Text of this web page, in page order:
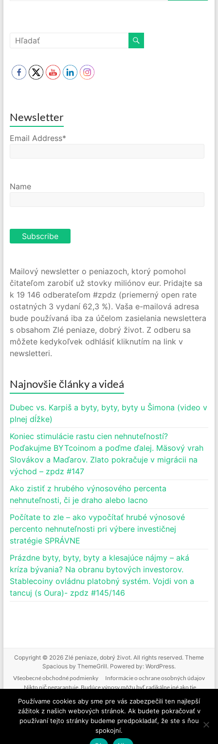
Newsletter
Email Address*
Name
Mailový newsletter o peniazoch, ktorý pomohol
čitateľom zarobiť už stovky miliónov eur. Pridajte sa
k 19 146 odberateľom #zpdz (priemerný open rate
ostatných 3 vydaní 62,3 %). Vaša e-mailová adresa
bude používaná iba za účelom zasielania newslettera
s obsahom Zlé peniaze, dobrý život. Z odberu sa
môžete kedykoľvek odhlásiť kliknutím na link v
newsletteri.
Najnovšie články a videá
Dubec vs. Karpiš a byty, byty, byty u Šimona (video v
plnej dĺžke)
Koniec stimulácie rastu cien nehnuteľností?
Poďakujme BYTcoinom a poďme ďalej. Mäsový vrah
Slovákov a Maďarov. Zlato pokračuje v migrácii na
východ – zpdz #147
Ako zistiť z hrubého výnosového percenta
nehnuteľnosti, či je draho alebo lacno
Počítate to zle – ako vypočítať hrubé výnosové
percento nehnuteľnosti pri výbere investičnej
stratégie SPRÁVNE
Prázdne byty, byty, byty a klesajúce nájmy – aká
kríza bývania? Na obranu bytových investorov.
Stablecoiny ovládnu platobný systém. Vojdi von a
tancuj (s Oura)- zpdz #145/146
Copyright © 2026 Zlé peniaze, dobrý život. All rights reserved. Theme
Spaciousby ThemeGrill. Powered by: WordPress.
Všeobecné obchodné podmienky
Informácie o ochrane osobných údajov
Nikto nič negarantuje. Budúce výnosy môžu byť radikálne iné ako tie
doterajšie. Nikto nevie predpovedať budúcnosť. Tak ako nebudeme mať podiel
na vašich ziskoch, nenesieme zodpovednosť ani za vaše straty. Poskytované
informácie nie sú investičným odporúčaním. Nič z toho, čo je na tejto stránke, v
mailoch, v produktoch alebo službách nie je žiadnou formou finančného
poradenstva. Ide o komentovanie a vzdelávanie.
Používame cookies aby sme pre vás zabezpečili ten najlepší
zážitok z našich webových stránok. Ak budete pokračovať v
používaní tejto stránky budeme predpokladať, že ste s ňou
spokojní.